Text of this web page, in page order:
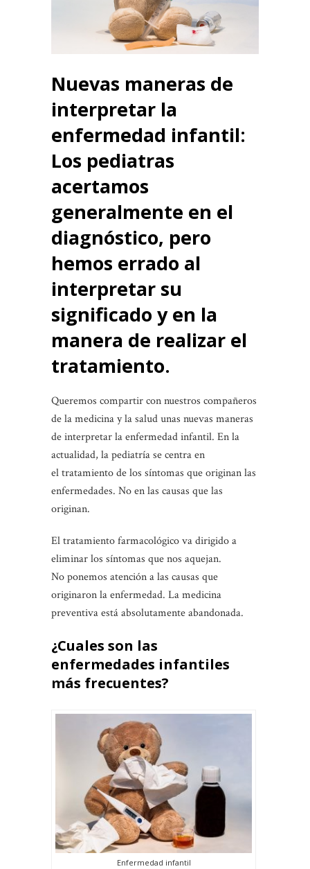
Nuevas maneras de
interpretar la
enfermedad infantil:
Los pediatras
acertamos
generalmente en el
diagnóstico, pero
hemos errado al
interpretar su
significado y en la
manera de realizar el
tratamiento.
Queremos compartir con nuestros compañeros
de la medicina y la salud unas nuevas maneras
de interpretar la enfermedad infantil. En la
actualidad, la pediatría se centra en
el tratamiento de los síntomas que originan las
enfermedades. No en las causas que las
originan.
El tratamiento farmacológico va dirigido a
eliminar los síntomas que nos aquejan.
No ponemos atención a las causas que
originaron la enfermedad. La medicina
preventiva está absolutamente abandonada.
¿Cuales son las
enfermedades infantiles
más frecuentes?
Enfermedad infantil